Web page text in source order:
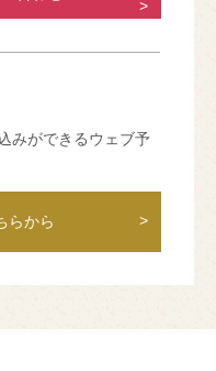
みができるウェブ予
らから